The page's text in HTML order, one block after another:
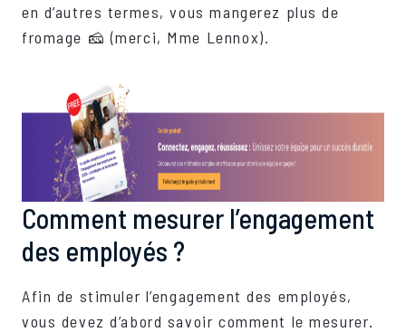
en d’autres termes, vous mangerez plus de
fromage 🧀 (merci, Mme Lennox).
Comment mesurer l’engagement
des employés ?
Afin de stimuler l’engagement des employés,
vous devez d’abord savoir comment le mesurer.